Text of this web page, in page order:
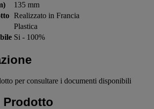
135 mm
Realizzato in Francia
Plastica
Si - 100%
per consultare i documenti disponibili
Prodotto